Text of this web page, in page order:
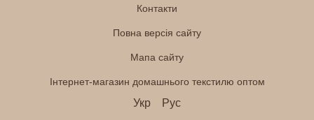
Контакти
Повна версія сайту
Мапа сайту
Інтернет-магазин домашнього текстилю оптом
Укр Рус